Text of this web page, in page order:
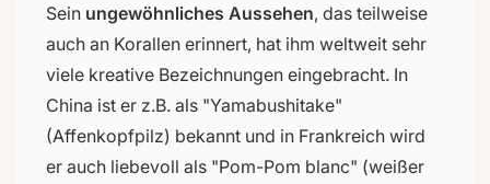
Sein ungewöhnliches Aussehen, das teilweise
auch an Korallen erinnert, hat ihm weltweit sehr
viele kreative Bezeichnungen eingebracht. In
China ist er z.B. als "Yamabushitake"
(Affenkopfpilz) bekannt und in Frankreich wird
er auch liebevoll als "Pom-Pom blanc" (weißer